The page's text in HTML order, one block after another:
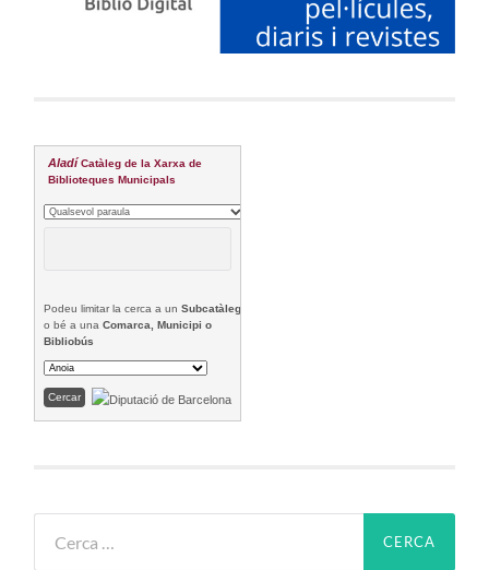
Aladí Catàleg de la Xarxa de
Biblioteques Municipals
Podeu limitar la cerca a unSubcatàleg
o bé a unaComarca, Municipi o
Bibliobús